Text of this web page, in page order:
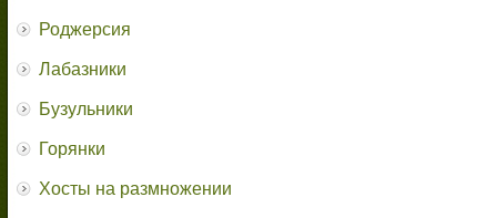
Роджерсия
Лабазники
Бузульники
Горянки
Хосты на размножении